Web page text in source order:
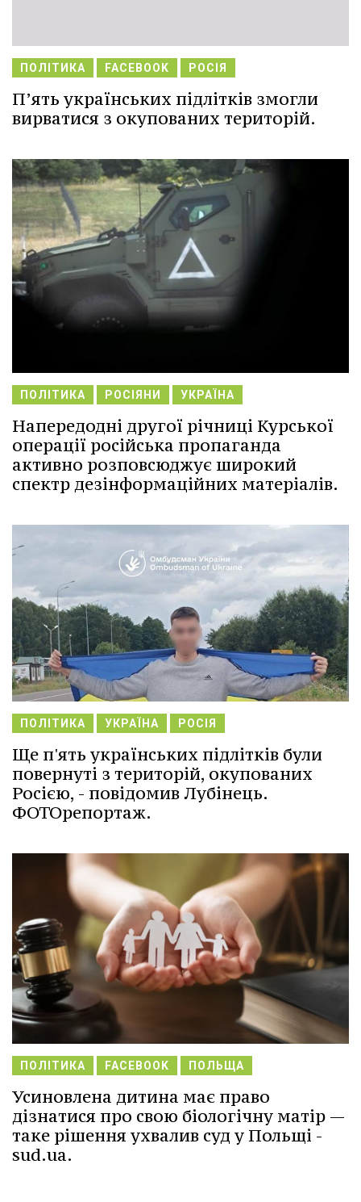
ПОЛІТИКА FACEBOOK РОСІЯ
П’ять українських підлітків змогли
вирватися з окупованих територій.
ПОЛІТИКА РОСІЯНИ УКРАЇНА
Напередодні другої річниці Курської
операції російська пропаганда
активно розповсюджує широкий
спектр дезінформаційних матеріалів.
ПОЛІТИКА УКРАЇНА РОСІЯ
Ще п'ять українських підлітків були
повернуті з територій, окупованих
Росією, - повідомив Лубінець.
ФОТОрепортаж.
ПОЛІТИКА FACEBOOK ПОЛЬЩА
Усиновлена дитина має право
дізнатися про свою біологічну матір —
таке рішення ухвалив суд у Польщі -
sud.ua.